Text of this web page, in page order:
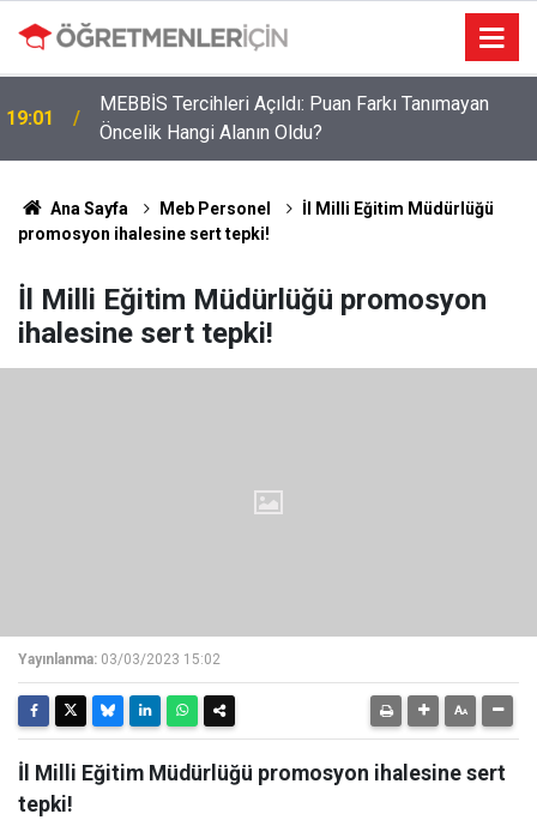
19:01
MEBBİS Tercihleri Açıldı: Puan Farkı Tanımayan
Öncelik Hangi Alanın Oldu?
Ana Sayfa Meb Personel
İl Milli Eğitim Müdürlüğü
promosyon ihalesine sert tepki!
İl Milli Eğitim Müdürlüğü promosyon
ihalesine sert tepki!
Yayınlanma: 03/03/2023 15:02
İl Milli Eğitim Müdürlüğü promosyon ihalesine sert
tepki!